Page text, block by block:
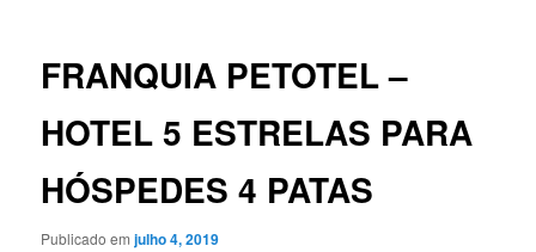
FRANQUIA PETOTEL –
HOTEL 5 ESTRELAS PARA
HÓSPEDES 4 PATAS
Publicado emjulho 4, 2019